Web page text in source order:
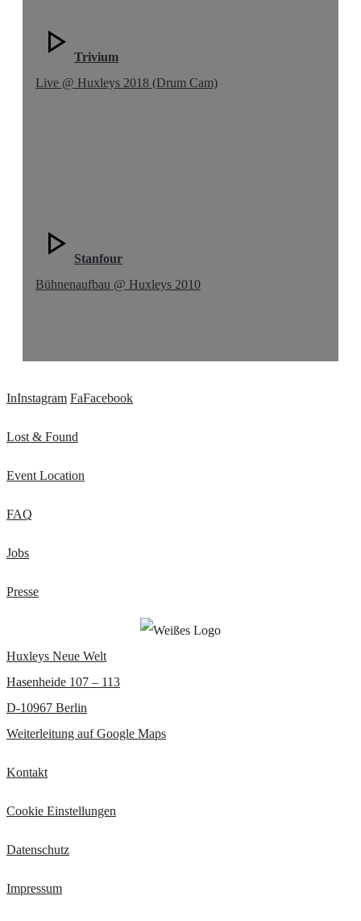
Trivium
Live @ Huxleys 2018 (Drum Cam)
Stanfour
Bühnenaufbau @ Huxleys 2010
InInstagram FaFacebook
Lost & Found
Event Location
FAQ
Jobs
Presse
Huxleys Neue Welt
Hasenheide 107 – 113
D-10967 Berlin
Weiterleitung auf Google Maps
Kontakt
Cookie Einstellungen
Datenschutz
Impressum